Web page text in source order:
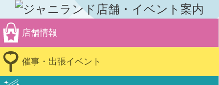
店舗情報
催事・出張イベント